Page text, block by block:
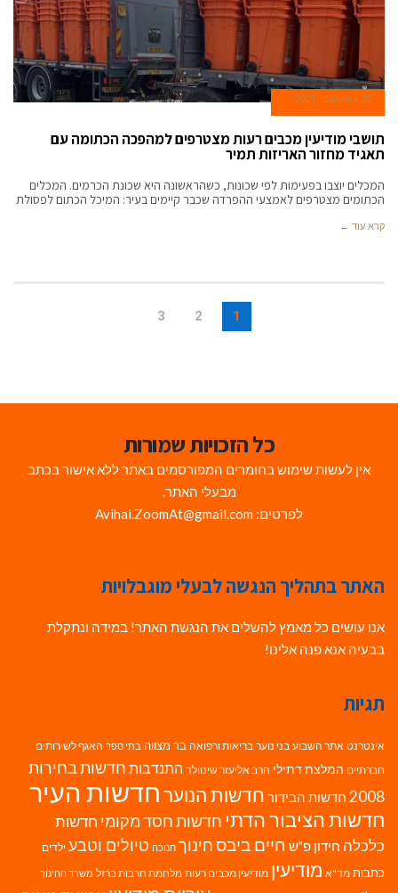
20 באוקטובר 2021
תושבי מודיעין מכבים רעות מצטרפים למהפכה הכתומה עם
תאגיד מחזור האריזות תמיר
המכלים יוצבו בפעימות לפי שכונות, כשהראשונה היא שכונת הכרמים. המכלים
הכתומים מצטרפים לאמצעי ההפרדה שכבר קיימים בעיר: המיכל הכתום לפסולת
קרא עוד ←
1
2
3
כל הזכויות שמורות
אין לעשות שימוש בחומרים המפורסמים באתר ללא אישור בכתב
מבעלי האתר.
לפרטים: Avihai.ZoomAt@gmail.com
האתר בתהליך הנגשה לבעלי מוגבלויות
אנו עושים כל מאמץ להשלים את הנגשת האתר! במידה ונתקלת
בבעיה אנא פנה אלינו!
תגיות
אינטרנט אתר השבוע בני נוער בריאות ורפואה בר מצווה בתי ספר האגף לשירותים
חברתיים המלצת דתילי הרב אליעזר שינוולד התנדבות חדשות בחירות
2008 חדשות הבידור חדשות הנוערחדשות העיר
חדשות הציבור הדתי חדשות חסד מקומי חדשות
כלכלה חידון פ"ש חיים ביבסחינוך חנוכה טיולים וטבע ילדים
כתבות מד"א מודיעין מודיעין מכבים רעות מלחמת חרבות ברזל משרד החינוך